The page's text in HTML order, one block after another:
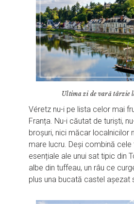
Ultima zi de vară târzie
Véretz nu-i pe lista celor mai
Franța. Nu-i căutat de turiști,
broșuri, nici măcar localnicilor
mare lucru. Deși combină
esențiale ale unui sat tipic din
albe din tuffeau, un râu ce
plus una bucată castel așezat